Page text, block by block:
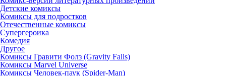
Детские комиксы
Комиксы для подростков
Отечественные комиксы
Супергероика
Комедия
Другое
Комиксы Гравити Фолз (Gravity Falls)
Комиксы Marvel Universe
Комиксы Человек-паук (Spider-Man)